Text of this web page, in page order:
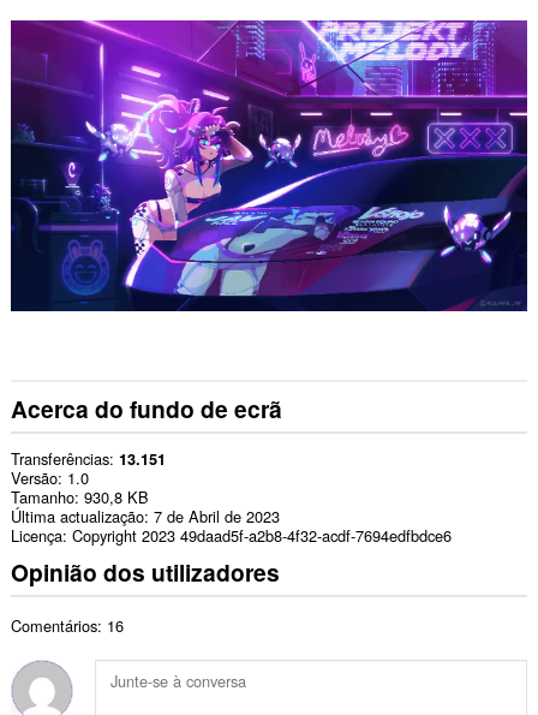
Acerca do fundo de ecrã
Transferências 13.151
Versão 1.0
Tamanho 930,8 KB
Última actualização 7 de Abril de 2023
Licença Copyright 2023 49daad5f-a2b8-4f32-acdf-7694edfbdce6
Opinião dos utilizadores
Comentários: 16